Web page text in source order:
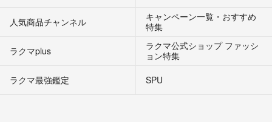
人気商品チャンネル
キャンペーン一覧・おすすめ
特集
ラクマplus
ラクマ公式ショップ ファッシ
ョン特集
ラクマ最強鑑定
SPU